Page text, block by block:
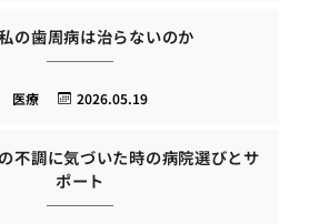
の歯周病は治らないのか
2026.05.19
医療
不調に気づいた時の病院選びとサ
ポート